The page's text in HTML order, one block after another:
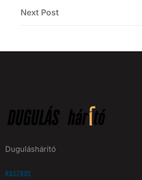
Next Post
Duguláshárító
Hasznos